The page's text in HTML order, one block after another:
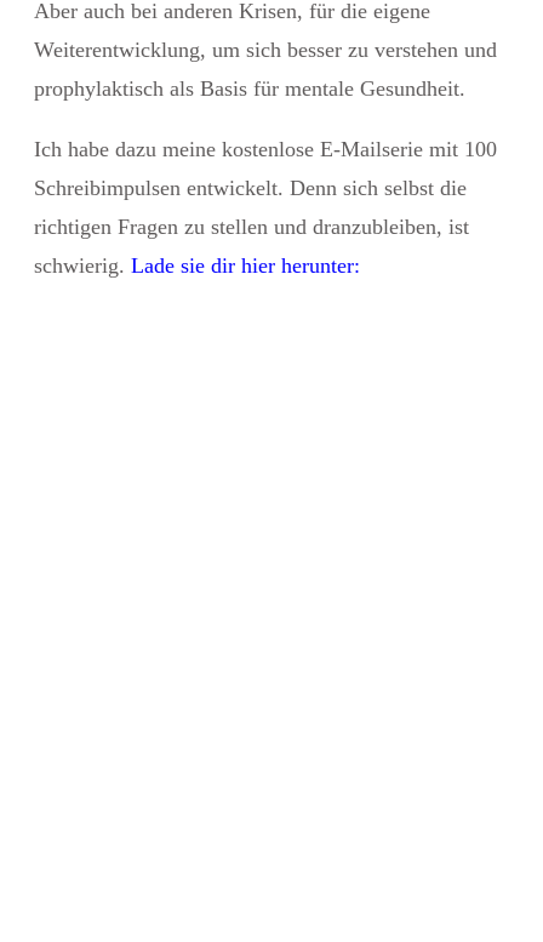
Aber auch bei anderen Krisen, für die eigene
Weiterentwicklung, um sich besser zu verstehen und
prophylaktisch als Basis für mentale Gesundheit.
Ich habe dazu meine kostenlose E-Mailserie mit 100
Schreibimpulsen entwickelt. Denn sich selbst die
richtigen Fragen zu stellen und dranzubleiben, ist
schwierig. Lade sie dir hier herunter: